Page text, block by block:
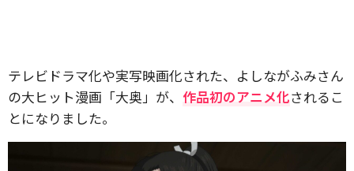
テレビドラマ化や実写映画化された、よしながふみさん
の大ヒット漫画「大奥」が、 作品初のアニメ化されるこ
とになりました。